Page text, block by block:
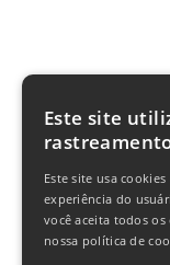
Este site
Este site usa
experiência do
você aceita todos
nossa política de